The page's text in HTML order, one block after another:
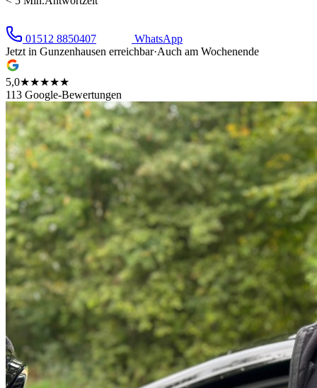
01512 8850407
WhatsApp
Jetzt in Gunzenhausen erreichbar·Auch am Wochenende
5,0★★★★★
113 Google-Bewertungen